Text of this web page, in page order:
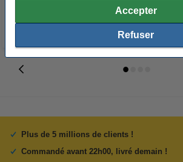
Accepter
Refuser
Plus de 5 millions de clients !
Commandé avant 22h00, livré demain !